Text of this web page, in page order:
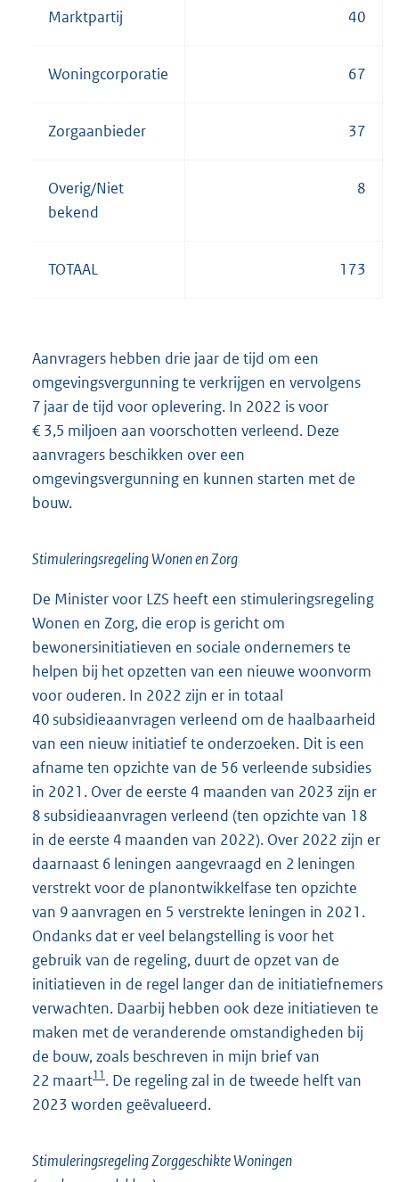
Marktpartij 40
Woningcorporatie 67
Zorgaanbieder 37
Overig/Niet
bekend
8
TOTAAL 173
Aanvragers hebben drie jaar de tijd om een
omgevingsvergunning te verkrijgen en vervolgens
7 jaar de tijd voor oplevering. In 2022 is voor
€ 3,5 miljoen aan voorschotten verleend. Deze
aanvragers beschikken over een
omgevingsvergunning en kunnen starten met de
bouw.
Stimuleringsregeling Wonen en Zorg
De Minister voor LZS heeft een stimuleringsregeling
Wonen en Zorg, die erop is gericht om
bewonersinitiatieven en sociale ondernemers te
helpen bij het opzetten van een nieuwe woonvorm
voor ouderen. In 2022 zijn er in totaal
40 subsidieaanvragen verleend om de haalbaarheid
van een nieuw initiatief te onderzoeken. Dit is een
afname ten opzichte van de 56 verleende subsidies
in 2021. Over de eerste 4 maanden van 2023 zijn er
8 subsidieaanvragen verleend (ten opzichte van 18
in de eerste 4 maanden van 2022). Over 2022 zijn er
daarnaast 6 leningen aangevraagd en 2 leningen
verstrekt voor de planontwikkelfase ten opzichte
van 9 aanvragen en 5 verstrekte leningen in 2021.
Ondanks dat er veel belangstelling is voor het
gebruik van de regeling, duurt de opzet van de
initiatieven in de regel langer dan de initiatiefnemers
verwachten. Daarbij hebben ook deze initiatieven te
maken met de veranderende omstandigheden bij
de bouw, zoals beschreven in mijn brief van
22 maart11. De regeling zal in de tweede helft van
2023 worden geëvalueerd.
Stimuleringsregeling Zorggeschikte Woningen